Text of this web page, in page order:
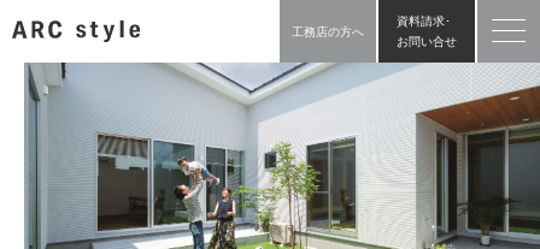
工務店の方へ
資料請求･
お問い合せ